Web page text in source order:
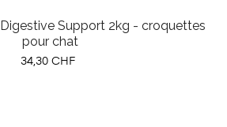
Digestive Support 2kg - croquettes
pour chat
Prix
34,30 CHF